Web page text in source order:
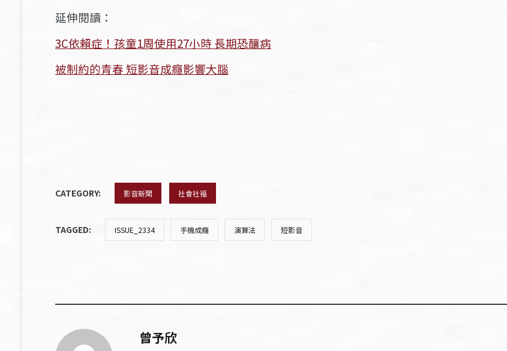
延伸閱讀：
3C依賴症！孩童1周使用27小時 長期恐釀病
被制約的青春 短影音成癮影響大腦
CATEGORY: 影音新聞 社會社福
TAGGED: ISSUE_2334 手機成癮 演算法 短影音
曾予欣